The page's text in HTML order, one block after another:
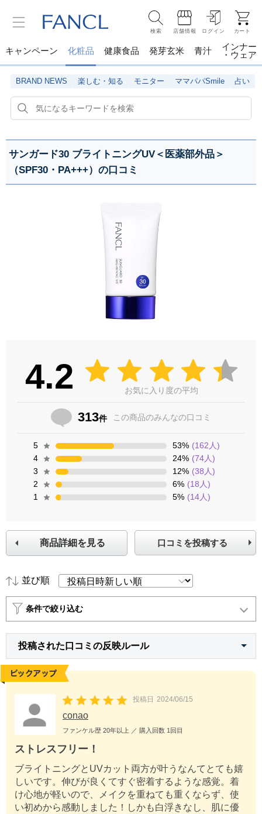
検索 店舗情報 ログイン カート
キャンペーン 化粧品 健康食品 発芽玄米 青汁
インナー
・ウェア
BRAND NEWS 楽しむ・知る モニター ママパパSmile 占い
サンガード30 ブライトニングUV＜医薬部外品＞
（SPF30・PA+++）の口コミ
4.2 お気に入り度の平均
313件 この商品のみんなの口コミ
5 53% (162人)
4
24% (74人)
3
12% (38人)
2
6% (18人)
1
5% (14人)
口コミを投稿する
商品詳細を見る
並び順
条件で絞り込む
投稿された口コミの反映ルール
投稿日 2024/06/15
conao
ファンケル歴 20年以上 ／ 購入回数 1回目
ストレスフリー！
ブライトニングとUVカット両方が叶うなんてとても嬉
しいです。伸びが良くてすぐ密着するような感覚。着
け心地が軽いので、メイクを重ねても重くならず、使
い初めから感動しました！しかも白浮きなし、肌に優